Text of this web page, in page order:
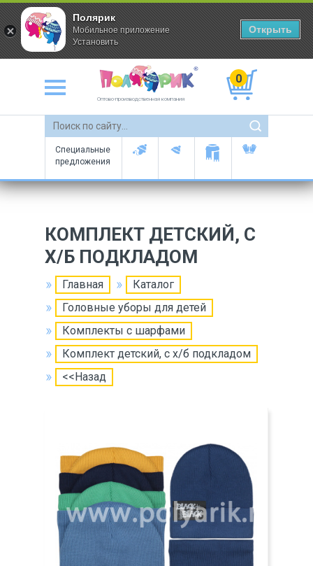
Оптово-производственная компания
0
Специальные
предложения
КОМПЛЕКТ ДЕТСКИЙ, С
Х/Б ПОДКЛАДОМ
Главная
Каталог
Головные уборы для детей
Комплекты с шарфами
Комплект детский, с х/б подкладом
<<Назад
Полярик
Мобильное приложение
Установить
Открыть